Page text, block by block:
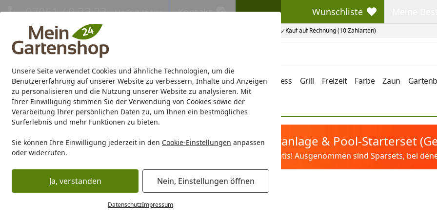
Unsere Seite verwendet Cookies und ähnliche Technologien, um die
Benutzererfahrung auf unserer Website zu verbessern, Inhalte und Anzeigen
zu personalisieren und die Nutzung unserer Website zu analysieren. Mit
Ihrer Einwilligung stimmen Sie der Verwendung von Cookies sowie der
Verarbeitung Ihrer persönlichen Daten zu, um Ihnen ein bestmögliches
Surferlebnis und mehr Funktionen zu bieten.
Sie können Ihre Einwilligung jederzeit in den Cookie-Einstellungen anpassen
oder widerrufen.
Ja, verstanden Nein, Einstellungen öffnen
DatenschutzImpressum
Eigene Montage-Teams Kauf auf Rechnung (10 Zahlarten)
07051 / 9 22 22 Mo-Fr. 8-16 Uhr Kontakt Wunschliste
Wunschliste
Gartenhaus Gerätehaus Gewächshaus Carport/Garage/Vordach Wellness Grill Freizeit Farbe Zaun
Marken Sale %
Karibu Pools inkl. gratis Sandfilteranlage & Pool-Starterset
Dein Traumpool im Sorglos-Paket: Filter&Pflege gratis! Ausgenommen sind Sparsets, bei
Startseite
Gewächshaus Juwel Gartenbausteine Zubehör für Gartenbausteine
Zubehör für Gartenbausteine